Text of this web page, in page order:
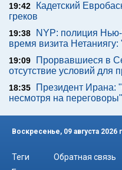
19:42
Кадетский
греков
19:38
NYP: полиция
время визита
19:09
Прорвавшиеся в
отсутствие условий для
18:35
Президент Ирана:
несмотря на переговоры"
Воскресенье, 09 августа 2026
Теги Обратная связь